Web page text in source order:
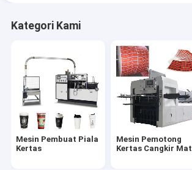
Mesin Pemotong Kertas
Mesin Tutup Piala
Bahan Baku Piala Kertas
Kategori Kami
Mesin Pembuat Piala
Kertas
Mesin Pemotong
Kertas Cangkir